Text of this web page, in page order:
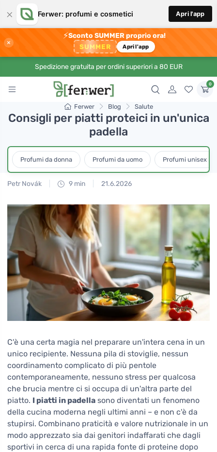
× Ferwer: profumi e cosmetici Apri l'app
×
⚡Sconto SUMMER proprio ora!
SUMMER Apri l'app
Spedizione gratuita per ordini superiori a 80 EUR
0
Ferwer Blog Salute
Consigli per piatti proteici in un'unica
padella
Profumi da donna Profumi da uomo Profumi unisex
Petr Novák 9 min 21.6.2026
C'è una certa magia nel preparare un'intera cena in un
unico recipiente. Nessuna pila di stoviglie, nessun
coordinamento complicato di più pentole
contemporaneamente, nessuno stress per qualcosa
che brucia mentre ci si occupa di un'altra parte del
piatto. I piatti in padella sono diventati un fenomeno
della cucina moderna negli ultimi anni – e non c'è da
stupirsi. Combinano praticità e valore nutrizionale in un
modo apprezzato sia dai genitori indaffarati che dagli
sportivi in cerca di una rapida fonte di proteine dopo